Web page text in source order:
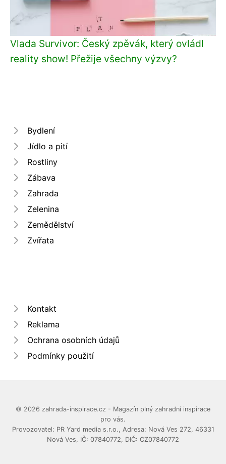
Vlada Survivor: Český zpěvák, který ovládl
reality show! Přežije všechny výzvy?
Bydlení
Jídlo a pití
Rostliny
Zábava
Zahrada
Zelenina
Zemědělství
Zvířata
Kontakt
Reklama
Ochrana osobních údajů
Podmínky použití
© 2026 zahrada-inspirace.cz - Magazín plný zahradní inspirace
pro vás.
Provozovatel: PR Yard media s.r.o., Adresa: Nová Ves 272, 46331
Nová Ves, IČ: 07840772, DIČ: CZ07840772